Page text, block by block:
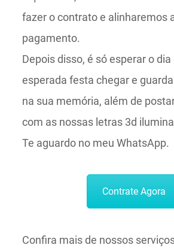
fazer o contrato e alinharemos
pagamento.
Depois disso, é só esperar o
esperada festa chegar e
na sua memória, além de
com as nossas letras 3d
Te aguardo no meu WhatsApp.
Contrate Agora
Confira mais de nossos